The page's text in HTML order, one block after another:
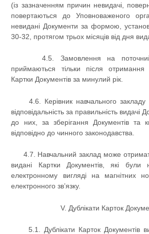
(із зазначенням причин невидачі,
повертаються до Уповноваженого
невидані Документи за формою,
30-32, протягом трьох місяців від дня
4.5. Замовлення на поточний
приймаються тільки після отримання
Картки Документів за минулий рік.
4.6. Керівник навчального закладу
відповідальність за правильність видачі
до них, за зберігання Документів та
відповідно до чинного законодавства.
4.7. Навчальний заклад може
видані Картки Документів, які
електронному вигляді на магнітних
електронного зв’язку.
V. Дублікати Карток
5.1. Дублікати Карток Документів